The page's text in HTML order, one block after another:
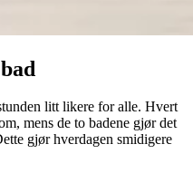
litt likere for alle. Hvert
mens de to badene gjør det
gjør hverdagen smidigere